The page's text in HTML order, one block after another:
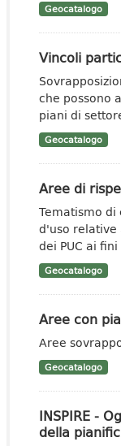
Geocatalogo
Vincoli
che possono
piani di
Geocatalogo
Aree di
Tematismo
d'uso relative
dei PUC ai
Geocatalogo
Aree con
Aree
Geocatalogo
INSPIRE -
della